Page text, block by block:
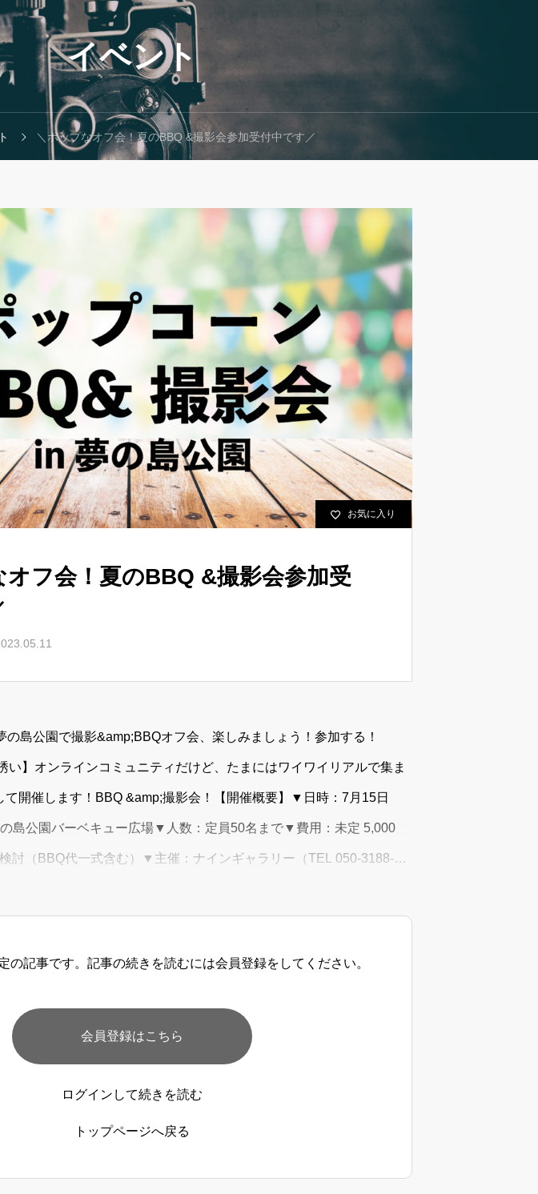
イベント
＼ポップなオフ会！夏のBBQ &撮影会参加受付中です／
お気に入り
オフ会！夏のBBQ &撮影会参加受
の島公園で撮影&amp;BBQオフ会、楽しみましょう！参加する！
い】オンラインコミュニティだけど、たまにはワイワイリアルで集ま
て開催します！BBQ &amp;撮影会！【開催概要】▼日時：7月15日
島公園バーベキュー広場▼人数：定員50名まで▼費用：未定 5,000
討（BBQ代一式含む）▼主催：ナインギャラリー（TEL 050-3188-
の記事です。記事の続きを読むには会員登録をしてください。
会員登録はこちら
ログインして続きを読む
トップページへ戻る